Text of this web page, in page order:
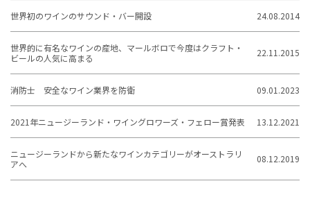
世界初のワインのサウンド・バー開設 24.08.2014
世界的に有名なワインの産地、マールボロで今度はクラフト・
ビールの人気に高まる
22.11.2015
消防士 安全なワイン業界を防衛 09.01.2023
2021年ニュージーランド・ワイングロワーズ・フェロー賞発表 13.12.2021
ニュージーランドから新たなワインカテゴリーがオーストラリ
アへ
08.12.2019